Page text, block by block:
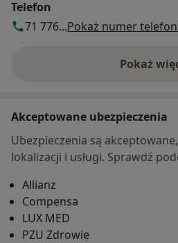
Telefon
71 776...Pokaż numer
Pokażo
Akceptowane ubezpieczenia
Ubezpieczenia są
lokalizacji i usługi. Sprawdź
Allianz
Compensa
LUX MED
PZU Zdrowie